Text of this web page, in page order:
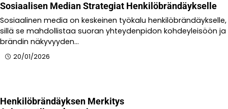
Sosiaalisen Median Strategiat Henkilöbrändäykselle
Sosiaalinen media on keskeinen työkalu henkilöbrändäykselle,
sillä se mahdollistaa suoran yhteydenpidon kohdeyleisöön ja
brändin näkyvyyden…
20/01/2026
Henkilöbrändäyksen Merkitys